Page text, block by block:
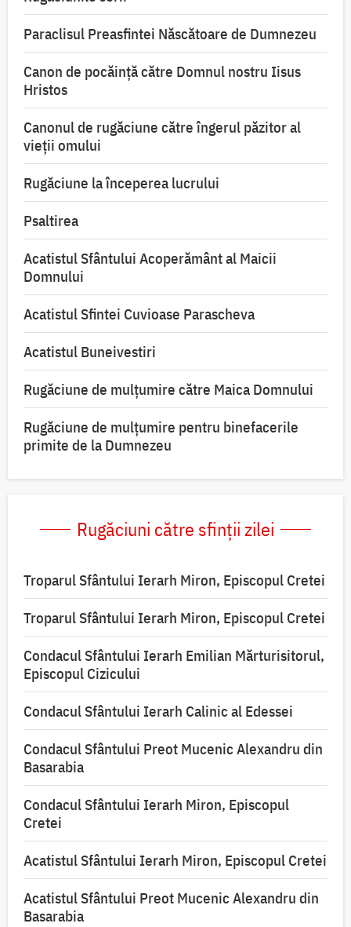
Paraclisul Preasfintei Născătoare de Dumnezeu
Canon de pocăință către Domnul nostru Iisus
Hristos
Canonul de rugăciune către îngerul păzitor al
vieții omului
Rugăciune la începerea lucrului
Psaltirea
Acatistul Sfântului Acoperământ al Maicii
Domnului
Acatistul Sfintei Cuvioase Parascheva
Acatistul Buneivestiri
Rugăciune de mulţumire către Maica Domnului
Rugăciune de mulțumire pentru binefacerile
primite de la Dumnezeu
Rugăciuni către sfinții zilei
Troparul Sfântului Ierarh Miron, Episcopul Cretei
Troparul Sfântului Ierarh Miron, Episcopul Cretei
Condacul Sfântului Ierarh Emilian Mărturisitorul,
Episcopul Cizicului
Condacul Sfântului Ierarh Calinic al Edessei
Condacul Sfântului Preot Mucenic Alexandru din
Basarabia
Condacul Sfântului Ierarh Miron, Episcopul
Cretei
Acatistul Sfântului Ierarh Miron, Episcopul Cretei
Acatistul Sfântului Preot Mucenic Alexandru din
Basarabia